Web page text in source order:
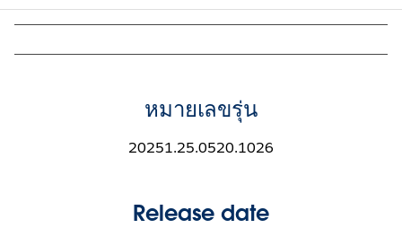
หมายเลขรุ่น
20251.25.0520.1026
Release date